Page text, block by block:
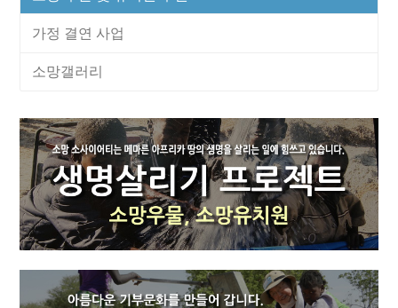
가정 결연 사업
소망갤러리